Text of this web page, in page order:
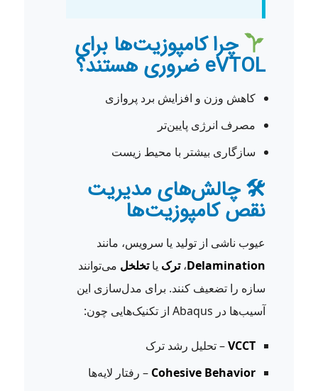
چرا کامپوزیت‌ها برای
eVTOL ضروری هستند؟
کاهش وزن و افزایش برد پروازی
مصرف انرژی پایین‌تر
سازگاری بیشتر با محیط زیست
🛠 چالش‌های مدیریت
نقص کامپوزیت‌ها
عیوب ناشی از تولید یا سرویس، مانند
Delamination،ترک یاتخلخل می‌توانند
سازه را تضعیف کنند. برای مدل‌سازی این
آسیب‌ها در Abaqus از تکنیک‌هایی چون:
VCCT– تحلیل رشد ترک
Cohesive Behavior – رفتار لایه‌ها